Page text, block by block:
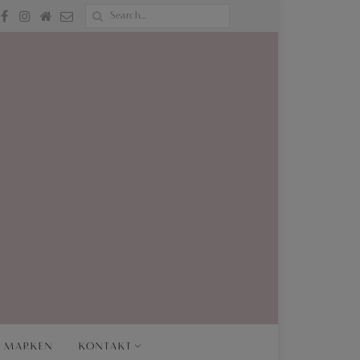
MARKEN KONTAKT